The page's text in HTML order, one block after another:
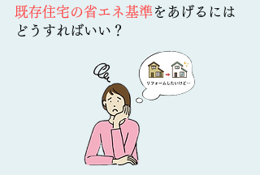
​既存住宅の省エネ基準 をあげるには
どうすればいい？